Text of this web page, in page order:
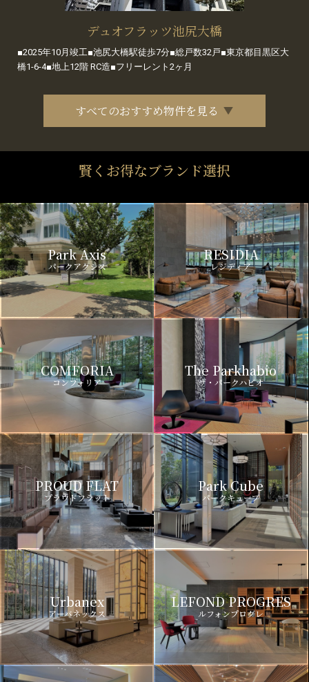
デュオフラッツ池尻大橋
■2025年10月竣工■池尻大橋駅徒歩7分■総戸数32戸■東京都目黒区大
橋1-6-4■地上12階 RC造■フリーレント2ヶ月
すべてのおすすめ物件を見る
賢くお得なブランド選択
Park Axis
パークアクシス
RESIDIA
レジディア
COMFORIA
コンフォリア
The Parkhabio
ザ・パークハビオ
PROUD FLAT
プラウドフラット
Park Cube
パークキューブ
Urbanex
アーバネックス
LEFOND PROGRES
ルフォンプログレ